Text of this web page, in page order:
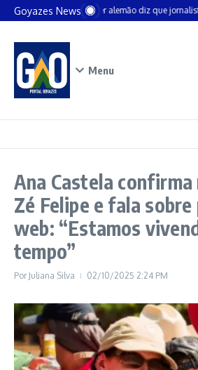
Ir para o conteúdo
Goyazes NewsChanceler alemão diz que
Menu
Ana Castela confirma
Zé Felipe e fala sobre
web: “Estamos
tempo”
Por Juliana Silva 02/10/2025 2:24 PM